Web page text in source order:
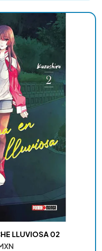
LLUVIOSA 02